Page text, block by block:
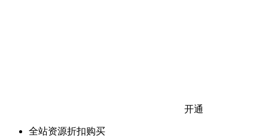
开通
全站资源折扣购买